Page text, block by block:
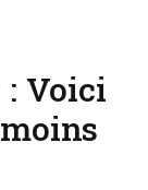
: Voici